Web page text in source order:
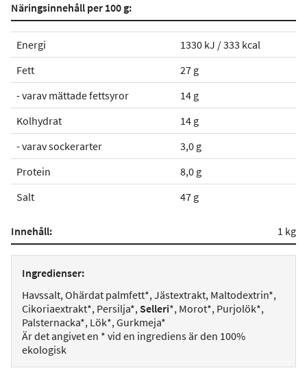
Näringsinnehåll per 100 g:
Energi
1330 kJ / 333 kcal
Fett
27 g
- varav mättade fettsyror
14 g
Kolhydrat
14 g
- varav sockerarter
3,0 g
Protein
8,0 g
Salt
47 g
Innehåll: 1 kg
Ingredienser:
Havssalt, Ohärdat palmfett*, Jästextrakt, Maltodextrin*,
Cikoriaextrakt*, Persilja*,Selleri*, Morot*, Purjolök*,
Palsternacka*, Lök*, Gurkmeja*
Är det angivet en * vid en ingrediens är den 100%
ekologisk